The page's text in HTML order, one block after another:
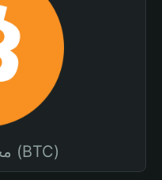
محفظة بيتكوين (BTC)